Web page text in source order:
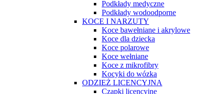
Podkłady medyczne
Podkłady wodoodporne
KOCE I NARZUTY
Koce bawełniane i akrylowe
Koce dla dziecka
Koce polarowe
Koce wełniane
Koce z mikrofibry
Kocyki do wózka
ODZIEŻ LICENCYJNA
Czapki licencyjne